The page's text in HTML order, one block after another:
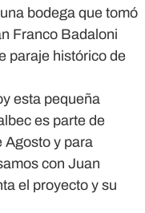
bodega que tomó
Franco Badaloni
paraje histórico de
esta pequeña
es parte de
Agosto y para
con Juan
el proyecto y su